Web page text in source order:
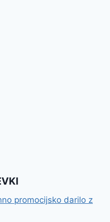
promocijsko darilo z